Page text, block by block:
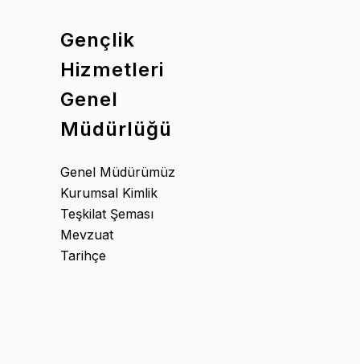
Gençlik
Hizmetleri
Genel
Müdürlüğü
Genel Müdürümüz
Kurumsal Kimlik
Teşkilat Şeması
Mevzuat
Tarihçe